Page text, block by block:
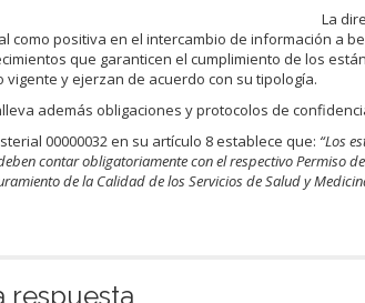
La
como positiva en el intercambio de información a
que garanticen el cumplimiento de los
vigente y ejerzan de acuerdo con su tipología.
además obligaciones y protocolos de
00000032 en su artículo 8 establece que: “Los
contar obligatoriamente con el respectivo Permiso
de la Calidad de los Servicios de Salud y
respuesta